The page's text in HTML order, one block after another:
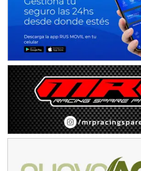
Humboldt (Santa Fe)
Ciudad de Avellaneda (Asfalto)
Avellaneda (Santa Fe)
SUR SANTAFESINO - F4
José Samuel Sánchez (Tierra)
Rufino (Santa Fe)
TUCUMANO - F5
Juan Navarro (Asfalto)
El Timbó (Tucumán)